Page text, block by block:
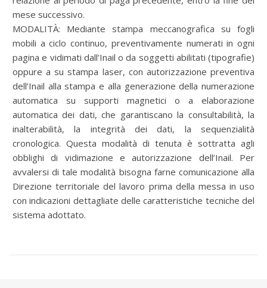
mese successivo.
MODALITÀ: Mediante stampa meccanografica su fogli
mobili a ciclo continuo, preventivamente numerati in ogni
pagina e vidimati dall’Inail o da soggetti abilitati (tipografie)
oppure a su stampa laser, con autorizzazione preventiva
dell’Inail alla stampa e alla generazione della numerazione
automatica su supporti magnetici o a elaborazione
automatica dei dati, che garantiscano la consultabilità, la
inalterabilità, la integrità dei dati, la sequenzialità
cronologica. Questa modalità di tenuta è sottratta agli
obblighi di vidimazione e autorizzazione dell’Inail. Per
avvalersi di tale modalità bisogna farne comunicazione alla
Direzione territoriale del lavoro prima della messa in uso
con indicazioni dettagliate delle caratteristiche tecniche del
sistema adottato.